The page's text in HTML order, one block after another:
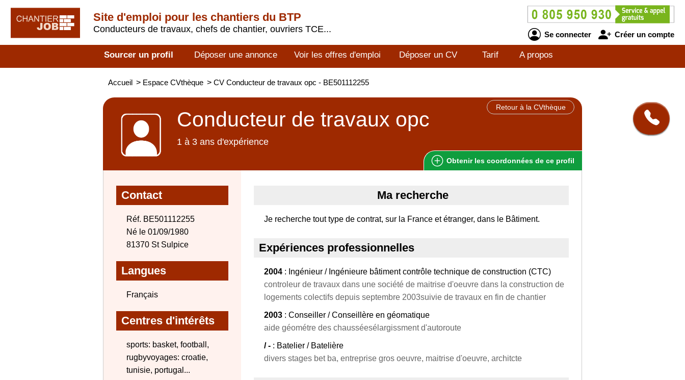
Site d'emploi pour les chantiers du BTP
Conducteurs de travaux, chefs de chantier, ouvriers TCE...
Se connecter Créer un compte
Sourcer un profil Déposer une annonce Voir les offres d'emploi Déposer un CV Tarif A propos
Accueil > Espace CVthèque > CV Conducteur de travaux opc - BE501112255
Retour à la CVthèque
Conducteur de travaux opc
1 à 3 ans d'expérience
Obtenir les coordonnées de ce profil
Contact
Réf. BE501112255
Né le 01/09/1980
81370 St Sulpice
Langues
Français
Centres d'intérêts
sports: basket, football,
rugbyvoyages: croatie,
tunisie, portugal...
Ma recherche
Je recherche tout type de contrat, sur la France et étranger, dans le Bâtiment.
Expériences professionnelles
2004 : Ingénieur / Ingénieure bâtiment contrôle technique de construction (CTC)
controleur de travaux dans une société de maitrise d'oeuvre dans la construction de
logements colectifs depuis septembre 2003suivie de travaux en fin de chantier
2003 : Conseiller / Conseillère en géomatique
aide géométre des chausséesélargissment d'autoroute
/ - : Batelier / Batelière
divers stages bet ba, entreprise gros oeuvre, maitrise d'oeuvre, architcte